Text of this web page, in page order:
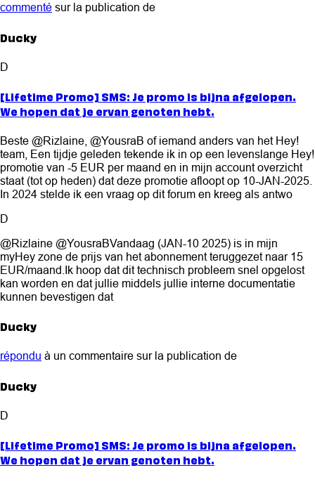
commenté sur la publication de
Ducky
D
[Lifetime Promo] SMS: Je promo is bijna afgelopen.
We hopen dat je ervan genoten hebt.
Beste @Rizlaine, @YousraB of iemand anders van het Hey!
team, Een tijdje geleden tekende ik in op een levenslange Hey!
promotie van -5 EUR per maand en in mijn account overzicht
staat (tot op heden) dat deze promotie afloopt op 10-JAN-2025.
In 2024 stelde ik een vraag op dit forum en kreeg als antwo
D
@Rizlaine @YousraBVandaag (JAN-10 2025) is in mijn
myHey zone de prijs van het abonnement teruggezet naar 15
EUR/maand.Ik hoop dat dit technisch probleem snel opgelost
kan worden en dat jullie middels jullie interne documentatie
kunnen bevestigen dat
Ducky
répondu à un commentaire sur la publication de
Ducky
D
[Lifetime Promo] SMS: Je promo is bijna afgelopen.
We hopen dat je ervan genoten hebt.